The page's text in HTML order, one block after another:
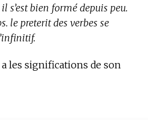
s’est bien formé depuis peu.
le preterit des verbes se
les significations de son